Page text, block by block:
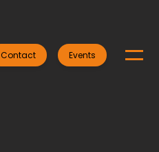
Contact Events